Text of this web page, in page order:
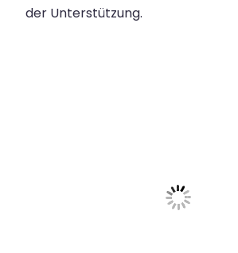
der Unterstützung.